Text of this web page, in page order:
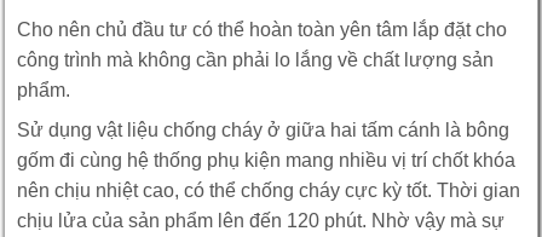
Cho nên chủ đầu tư có thể hoàn toàn yên tâm lắp đặt cho
công trình mà không cần phải lo lắng về chất lượng sản
phẩm.
Sử dụng vật liệu chống cháy ở giữa hai tấm cánh là bông
gốm đi cùng hệ thống phụ kiện mang nhiều vị trí chốt khóa
nên chịu nhiệt cao, có thể chống cháy cực kỳ tốt. Thời gian
chịu lửa của sản phẩm lên đến 120 phút. Nhờ vậy mà sự